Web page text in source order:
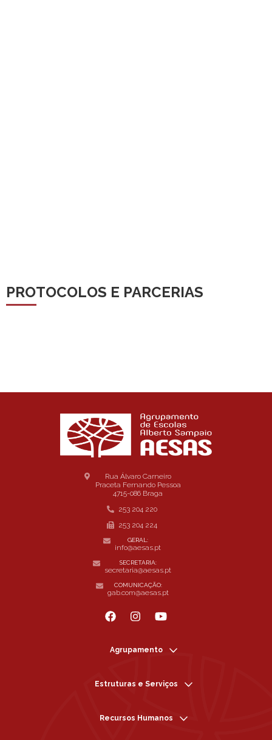
PROTOCOLOS E PARCERIAS
Rua Álvaro Carneiro
Praceta Fernando Pessoa
4715-086 Braga
253 204 220
253 204 224
GERAL:
info@aesas.pt
SECRETARIA:
secretaria@aesas.pt
COMUNICAÇÃO:
gab.com@aesas.pt
Agrupamento
Estruturas e Serviços
Recursos Humanos